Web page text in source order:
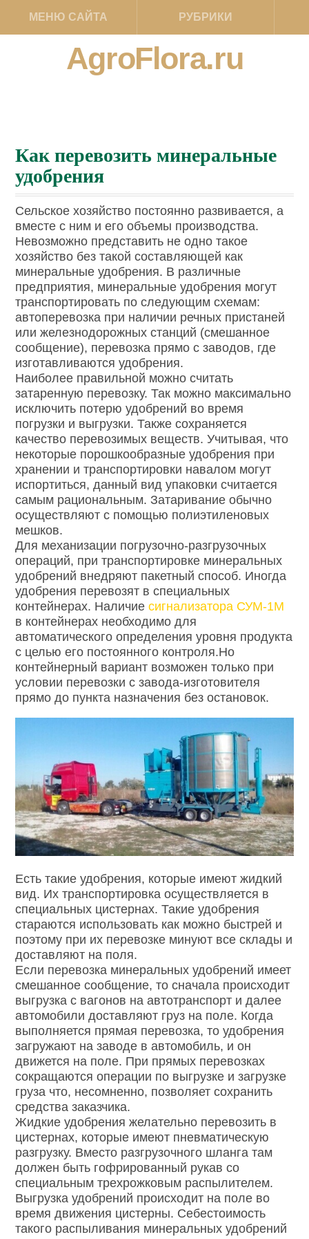
МЕНЮ САЙТА РУБРИКИ
AgroFlora.ru
Как перевозить минеральные
удобрения
Сельское хозяйство постоянно развивается, а
вместе с ним и его объемы производства.
Невозможно представить не одно такое
хозяйство без такой составляющей как
минеральные удобрения. В различные
предприятия, минеральные удобрения могут
транспортировать по следующим схемам:
автоперевозка при наличии речных пристаней
или железнодорожных станций (смешанное
сообщение), перевозка прямо с заводов, где
изготавливаются удобрения.
Наиболее правильной можно считать
затаренную перевозку. Так можно максимально
исключить потерю удобрений во время
погрузки и выгрузки. Также сохраняется
качество перевозимых веществ. Учитывая, что
некоторые порошкообразные удобрения при
хранении и транспортировки навалом могут
испортиться, данный вид упаковки считается
самым рациональным. Затаривание обычно
осуществляют с помощью полиэтиленовых
мешков.
Для механизации погрузочно-разгрузочных
операций, при транспортировке минеральных
удобрений внедряют пакетный способ. Иногда
удобрения перевозят в специальных
контейнерах. Наличиесигнализатора СУМ-1М
в контейнерах необходимо для
автоматического определения уровня продукта
с целью его постоянного контроля.Но
контейнерный вариант возможен только при
условии перевозки с завода-изготовителя
прямо до пункта назначения без остановок.
Есть такие удобрения, которые имеют жидкий
вид. Их транспортировка осуществляется в
специальных цистернах. Такие удобрения
стараются использовать как можно быстрей и
поэтому при их перевозке минуют все склады и
доставляют на поля.
Если перевозка минеральных удобрений имеет
смешанное сообщение, то сначала происходит
выгрузка с вагонов на автотранспорт и далее
автомобили доставляют груз на поле. Когда
выполняется прямая перевозка, то удобрения
загружают на заводе в автомобиль, и он
движется на поле. При прямых перевозках
сокращаются операции по выгрузке и загрузке
груза что, несомненно, позволяет сохранить
средства заказчика.
Жидкие удобрения желательно перевозить в
цистернах, которые имеют пневматическую
разгрузку. Вместо разгрузочного шланга там
должен быть гофрированный рукав со
специальным трехрожковым распылителем.
Выгрузка удобрений происходит на поле во
время движения цистерны. Себестоимость
такого распыливания минеральных удобрений